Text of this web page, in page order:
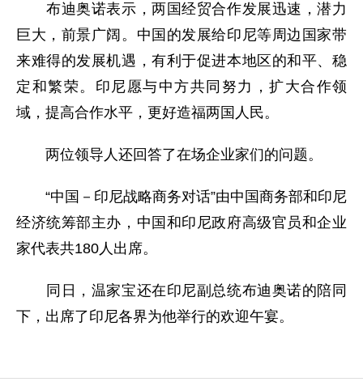
布迪奥诺表示，两国经贸合作发展迅速，潜力
巨大，前景广阔。中国的发展给印尼等周边国家带
来难得的发展机遇，有利于促进本地区的和平、稳
定和繁荣。印尼愿与中方共同努力，扩大合作领
域，提高合作水平，更好造福两国人民。
两位领导人还回答了在场企业家们的问题。
“中国－印尼战略商务对话”由中国商务部和印尼
经济统筹部主办，中国和印尼政府高级官员和企业
家代表共180人出席。
同日，温家宝还在印尼副总统布迪奥诺的陪同
下，出席了印尼各界为他举行的欢迎午宴。